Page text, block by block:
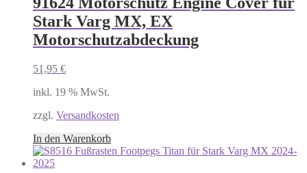
Stark Varg MX, EX
Motorschutzabdeckung
51,95 €
inkl. 19 % MwSt.
zzgl. Versandkosten
In den Warenkorb